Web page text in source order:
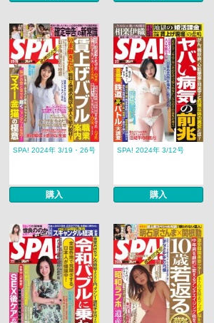
SPA! 2024年 3/19・26号
購入
SPA! 2024年 3/12号
購入